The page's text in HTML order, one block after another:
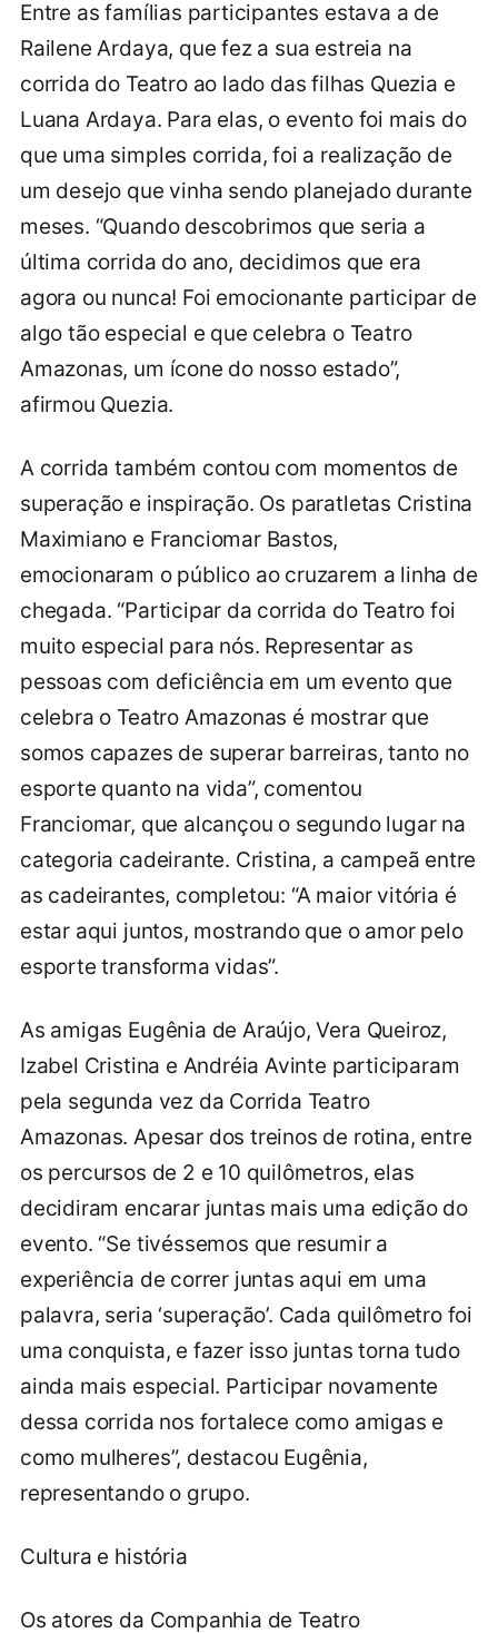
Entre as famílias participantes estava a de
Railene Ardaya, que fez a sua estreia na
corrida do Teatro ao lado das filhas Quezia e
Luana Ardaya. Para elas, o evento foi mais do
que uma simples corrida, foi a realização de
um desejo que vinha sendo planejado durante
meses. “Quando descobrimos que seria a
última corrida do ano, decidimos que era
agora ou nunca! Foi emocionante participar de
algo tão especial e que celebra o Teatro
Amazonas, um ícone do nosso estado”,
afirmou Quezia.
A corrida também contou com momentos de
superação e inspiração. Os paratletas Cristina
Maximiano e Franciomar Bastos,
emocionaram o público ao cruzarem a linha de
chegada. “Participar da corrida do Teatro foi
muito especial para nós. Representar as
pessoas com deficiência em um evento que
celebra o Teatro Amazonas é mostrar que
somos capazes de superar barreiras, tanto no
esporte quanto na vida”, comentou
Franciomar, que alcançou o segundo lugar na
categoria cadeirante. Cristina, a campeã entre
as cadeirantes, completou: “A maior vitória é
estar aqui juntos, mostrando que o amor pelo
esporte transforma vidas”.
As amigas Eugênia de Araújo, Vera Queiroz,
Izabel Cristina e Andréia Avinte participaram
pela segunda vez da Corrida Teatro
Amazonas. Apesar dos treinos de rotina, entre
os percursos de 2 e 10 quilômetros, elas
decidiram encarar juntas mais uma edição do
evento. “Se tivéssemos que resumir a
experiência de correr juntas aqui em uma
palavra, seria ‘superação’. Cada quilômetro foi
uma conquista, e fazer isso juntas torna tudo
ainda mais especial. Participar novamente
dessa corrida nos fortalece como amigas e
como mulheres”, destacou Eugênia,
representando o grupo.
Cultura e história
Os atores da Companhia de Teatro